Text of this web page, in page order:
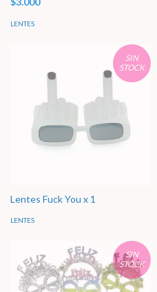
LENTES
SIN
STOCK
Lentes Fuck You x 1
LENTES
SIN
STOCK